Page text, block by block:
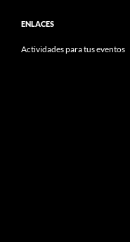
ENLACES
Actividades para tus eventos